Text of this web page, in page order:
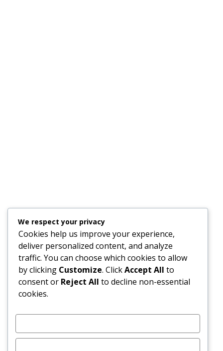
DIFFICILES
We respect your privacy
Cookies help us improve your experience,
deliver personalized content, and analyze
traffic. You can choose which cookies to allow
by clicking Customize. ClickAccept All to
consent or Reject All to decline non-essential
cookies.